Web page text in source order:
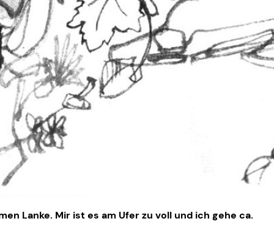
Lanke. Mir ist es am Ufer zu voll und ich gehe ca.